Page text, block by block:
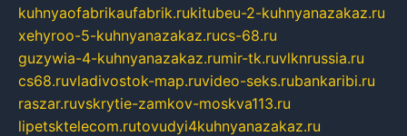
kuhnyaofabrikaufabrik.rukitubeu-2-kuhnyanazakaz.ru
xehyroo-5-kuhnyanazakaz.rucs-68.ru
guzywia-4-kuhnyanazakaz.rumir-tk.ruvlknrussia.ru
cs68.ruvladivostok-map.ruvideo-seks.rubankaribi.ru
raszar.ruvskrytie-zamkov-moskva113.ru
lipetsktelecom.rutovudyi4kuhnyanazakaz.ru